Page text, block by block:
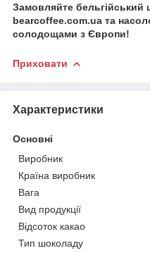
Замовляйте бельгійський
bearcoffee.com.ua та
солодощами з Європи!
Приховати
Характеристики
Основні
Виробник
Країна виробник
Вага
Вид продукції
Відсоток какао
Тип шоколаду